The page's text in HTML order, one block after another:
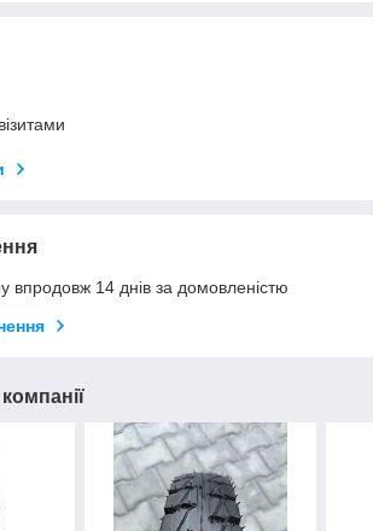
впродовж 14 днів за домовленістю